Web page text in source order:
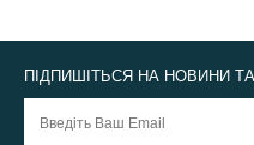
ПІДПИШІТЬСЯ НА НОВИНИ